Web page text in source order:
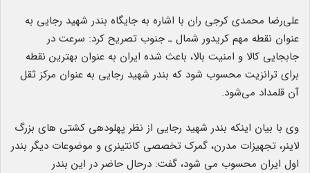
علی‌رضا محمدی کرجی ران با اشاره به جایگاه بندر شهید رجایی به
عنوان نقطه مهم کریدور شمال ـ جنوب تصریح کرد: سرعت در
جابجایی کالا و امنیت بالا، باعث شده ایران به عنوان بهترین نقطه
برای ترانزیت محسوب شود که بندر شهید رجایی به عنوان مرکز ثقل
آن قلمداد می‌شود.
وی با بیان اینکه بندر شهید رجایی از نظر پهلودهی کشتی های بزرگ
لاینر، تجهیزات مدرن، گمرک تخصصی کانتینری و موضوعات دیگر بندر
اول ایران محسوب می شود، گفت: درحال حاضر در این بندر